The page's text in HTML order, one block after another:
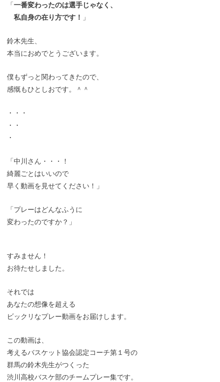
「一番変わったのは選手じゃなく、
私自身の在り方です！
」
鈴木先生、
本当におめでとうございます。
僕もずっと関わってきたので、
感慨もひとしおです。＾＾
・・・
・・
・
「中川さん・・・！
綺麗ごとはいいので
早く動画を見せてください！」
「プレーはどんなふうに
変わったのですか？」
すみません！
お待たせしました。
それでは
あなたの想像を超える
ビックリなプレー動画をお届けします。
この動画は、
考えるバスケット協会認定コーチ第１号の
群馬の鈴木先生がつくった
渋川高校バスケ部のチームプレー集です。